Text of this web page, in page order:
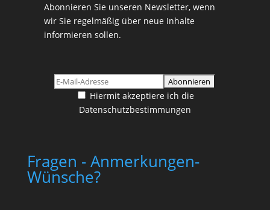
Abonnieren Sie unseren Newsletter, wenn
wir Sie regelmäßig über neue Inhalte
informieren sollen.
Hiermit akzeptiere ich die
Datenschutzbestimmungen
Fragen - Anmerkungen-
Wünsche?